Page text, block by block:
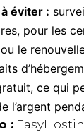
éviter :
pour les
le
ce qui
l’argent
: